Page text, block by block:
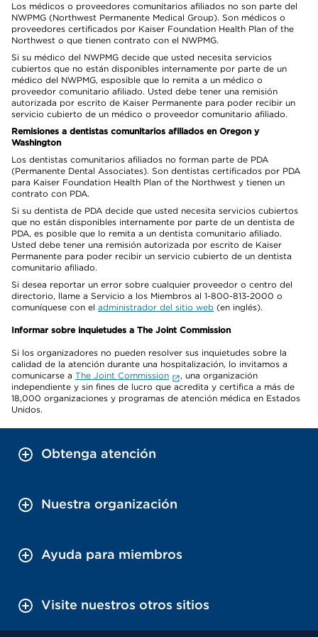
Los médicos o proveedores comunitarios afiliados no son parte del
NWPMG (Northwest Permanente Medical Group). Son médicos o
proveedores certificados por Kaiser Foundation Health Plan of the
Northwest o que tienen contrato con el NWPMG.
Si su médico del NWPMG decide que usted necesita servicios
cubiertos que no están disponibles internamente por parte de un
médico del NWPMG, esposible que lo remita a un médico o
proveedor comunitario afiliado. Usted debe tener una remisión
autorizada por escrito de Kaiser Permanente para poder recibir un
servicio cubierto de un médico o proveedor comunitario afiliado.
Remisiones a dentistas comunitarios afiliados en Oregon y
Washington
Los dentistas comunitarios afiliados no forman parte de PDA
(Permanente Dental Associates). Son dentistas certificados por PDA
para Kaiser Foundation Health Plan of the Northwest y tienen un
contrato con PDA.
Si su dentista de PDA decide que usted necesita servicios cubiertos
que no están disponibles internamente por parte de un dentista de
PDA, es posible que lo remita a un dentista comunitario afiliado.
Usted debe tener una remisión autorizada por escrito de Kaiser
Permanente para poder recibir un servicio cubierto de un dentista
comunitario afiliado.
Si desea reportar un error sobre cualquier proveedor o centro del
directorio, llame a Servicio a los Miembros al 1-800-813-2000 o
comuníquese con el administrador del sitio web (en inglés).
Informar sobre inquietudes a The Joint Commission
Si los organizadores no pueden resolver sus inquietudes sobre la
calidad de la atención durante una hospitalización, lo invitamos a
comunicarse a The Joint Commission
, una organización
independiente y sin fines de lucro que acredita y certifica a más de
18,000 organizaciones y programas de atención médica en Estados
Unidos.
Obtenga atención
Nuestra organización
Ayuda para miembros
Visite nuestros otros sitios